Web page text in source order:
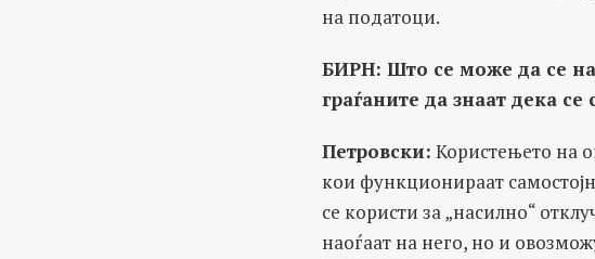
на податоци.
БИРН: Што се може да се
граѓаните да знаат дека
Петровски: Користењето на
кои функционираат
се користи за „насилно“
наоѓаат на него, но и